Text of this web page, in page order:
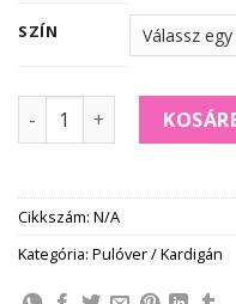
SZÍN
SOPHIE horgolt virág
Cikkszám: N/A
Kategória: Pulóver / Kardigán